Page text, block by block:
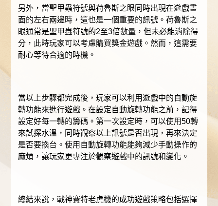
另外，當聖甲蟲符號與荷魯斯之眼同時出現在遊戲畫
面的左右兩邊時，這也是一個重要的訊號。荷魯斯之
眼通常是聖甲蟲符號的2至3倍數量，但未必能消除得
分，此時玩家可以考慮購買獎金遊戲。然而，這需要
耐心等待合適的時機。
當以上步驟都完成後，玩家可以利用遊戲中的自動旋
轉功能來進行遊戲。在設定自動旋轉功能之前，記得
設定好每一轉的籌碼。第一次設定時，可以使用50轉
來試探水溫，同時觀察以上訊號是否出現，再來決定
是否要換台。使用自動旋轉功能能夠減少手動操作的
麻煩，讓玩家更專注於觀察遊戲中的訊號和變化。
總結來說，戰神賽特老虎機的成功遊戲策略包括選擇